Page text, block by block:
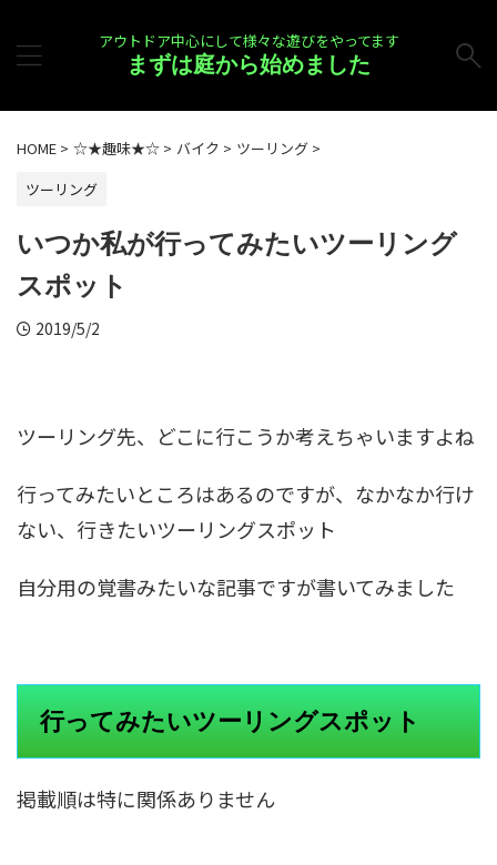
アウトドア中心にして様々な遊びをやってます
まずは庭から始めました
HOME > ☆★趣味★☆ > バイク > ツーリング >
ツーリング
いつか私が行ってみたいツーリング
スポット
2019/5/2
ツーリング先、どこに行こうか考えちゃいますよね
行ってみたいところはあるのですが、なかなか行け
ない、行きたいツーリングスポット
自分用の覚書みたいな記事ですが書いてみました
行ってみたいツーリングスポット
掲載順は特に関係ありません